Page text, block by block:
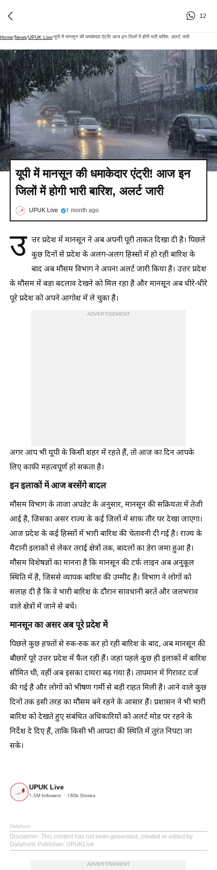
12
Home/News/UPUK Live/यूपी में मानसून की धमाकेदार एंट्री! आज इन जिलों में होगी भारी बारिश, अलर्ट जारी
यूपी में मानसून की धमाकेदार एंट्री! आज इन
जिलों में होगी भारी बारिश, अलर्ट जारी
UPUK Live 1 month ago
उ त्तर प्रदेश में मानसून ने अब अपनी पूरी ताकत दिखा दी है। पिछले
कुछ दिनों से प्रदेश के अलग-अलग हिस्सों में हो रही बारिश के
बाद अब मौसम विभाग ने अपना अलर्ट जारी किया है। उत्तर प्रदेश
के मौसम में बड़ा बदलाव देखने को मिल रहा है और मानसून अब धीरे-धीरे
पूरे प्रदेश को अपने आगोश में ले चुका है।
ADVERTISEMENT
अगर आप भी यूपी के किसी शहर में रहते हैं, तो आज का दिन आपके
लिए काफी महत्वपूर्ण हो सकता है।
इन इलाकों में आज बरसेंगे बादल
मौसम विभाग के ताजा अपडेट के अनुसार, मानसून की सक्रियता में तेजी
आई है, जिसका असर राज्य के कई जिलों में साफ तौर पर देखा जाएगा।
आज प्रदेश के कई हिस्सों में भारी बारिश की चेतावनी दी गई है। राज्य के
मैदानी इलाकों से लेकर तराई क्षेत्रों तक, बादलों का डेरा जमा हुआ है।
मौसम विशेषज्ञों का मानना है कि मानसून की टर्फ लाइन अब अनुकूल
स्थिति में है, जिससे व्यापक बारिश की उम्मीद है। विभाग ने लोगों को
सलाह दी है कि वे भारी बारिश के दौरान सावधानी बरतें और जलभराव
वाले क्षेत्रों में जाने से बचें।
मानसून का असर अब पूरे प्रदेश में
पिछले कुछ हफ्तों से रुक-रुक कर हो रही बारिश के बाद, अब मानसून की
बौछारें पूरे उत्तर प्रदेश में फैल रही हैं। जहां पहले कुछ ही इलाकों में बारिश
सीमित थी, वहीं अब इसका दायरा बढ़ गया है। तापमान में गिरावट दर्ज
की गई है और लोगों को भीषण गर्मी से बड़ी राहत मिली है। आने वाले कुछ
दिनों तक इसी तरह का मौसम बने रहने के आसार हैं। प्रशासन ने भी भारी
बारिश को देखते हुए संबंधित अधिकारियों को अलर्ट मोड पर रहने के
निर्देश दे दिए हैं, ताकि किसी भी आपदा की स्थिति में तुरंत निपटा जा
सके।
UPUK Live
1.5M followers 180k Stories
Dailyhunt
Disclaimer: This content has not been generated, created or edited by
Dailyhunt. Publisher: UPUKLive
ADVERTISEMENT